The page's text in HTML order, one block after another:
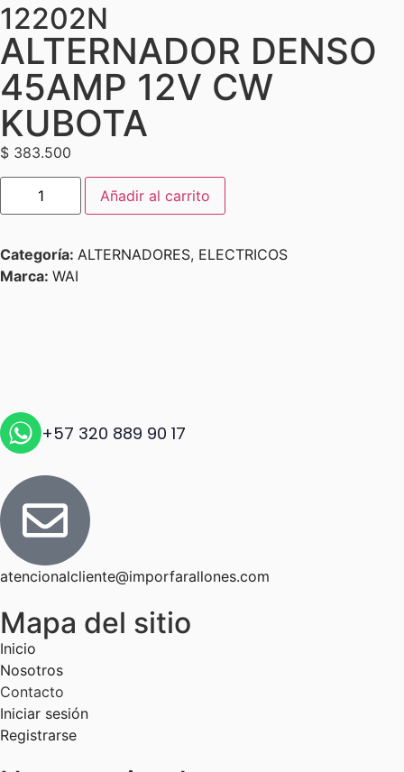
12202N
ALTERNADOR DENSO
45AMP 12V CW
KUBOTA
$ 383.500
Añadir al carrito
Categoría: ALTERNADORES, ELECTRICOS
Marca: WAI
+57 320 889 90 17
atencionalcliente@imporfarallones.com
Mapa del sitio
Inicio
Nosotros
Contacto
Iniciar sesión
Registrarse